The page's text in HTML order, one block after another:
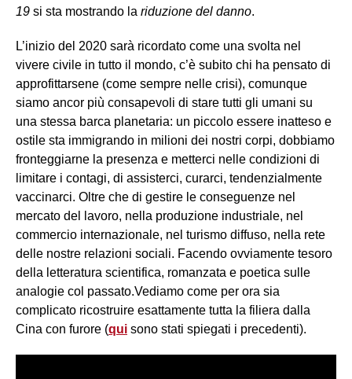
19 si sta mostrando la riduzione del danno.
L’inizio del 2020 sarà ricordato come una svolta nel
vivere civile in tutto il mondo, c’è subito chi ha pensato di
approfittarsene (come sempre nelle crisi), comunque
siamo ancor più consapevoli di stare tutti gli umani su
una stessa barca planetaria: un piccolo essere inatteso e
ostile sta immigrando in milioni dei nostri corpi, dobbiamo
fronteggiarne la presenza e metterci nelle condizioni di
limitare i contagi, di assisterci, curarci, tendenzialmente
vaccinarci. Oltre che di gestire le conseguenze nel
mercato del lavoro, nella produzione industriale, nel
commercio internazionale, nel turismo diffuso, nella rete
delle nostre relazioni sociali. Facendo ovviamente tesoro
della letteratura scientifica, romanzata e poetica sulle
analogie col passato.Vediamo come per ora sia
complicato ricostruire esattamente tutta la filiera dalla
Cina con furore (qui sono stati spiegati i precedenti).